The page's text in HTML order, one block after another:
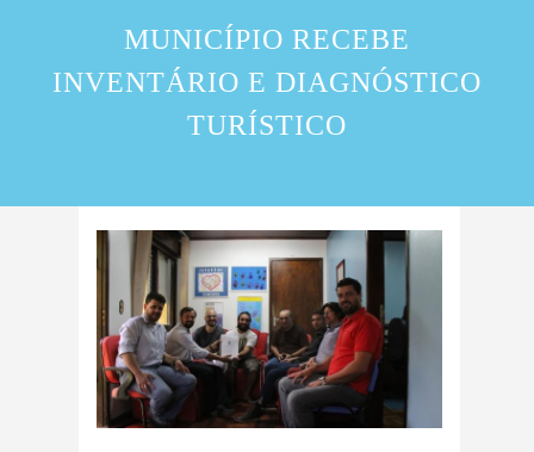
MUNICÍPIO RECEBE
INVENTÁRIO E DIAGNÓSTICO
TURÍSTICO